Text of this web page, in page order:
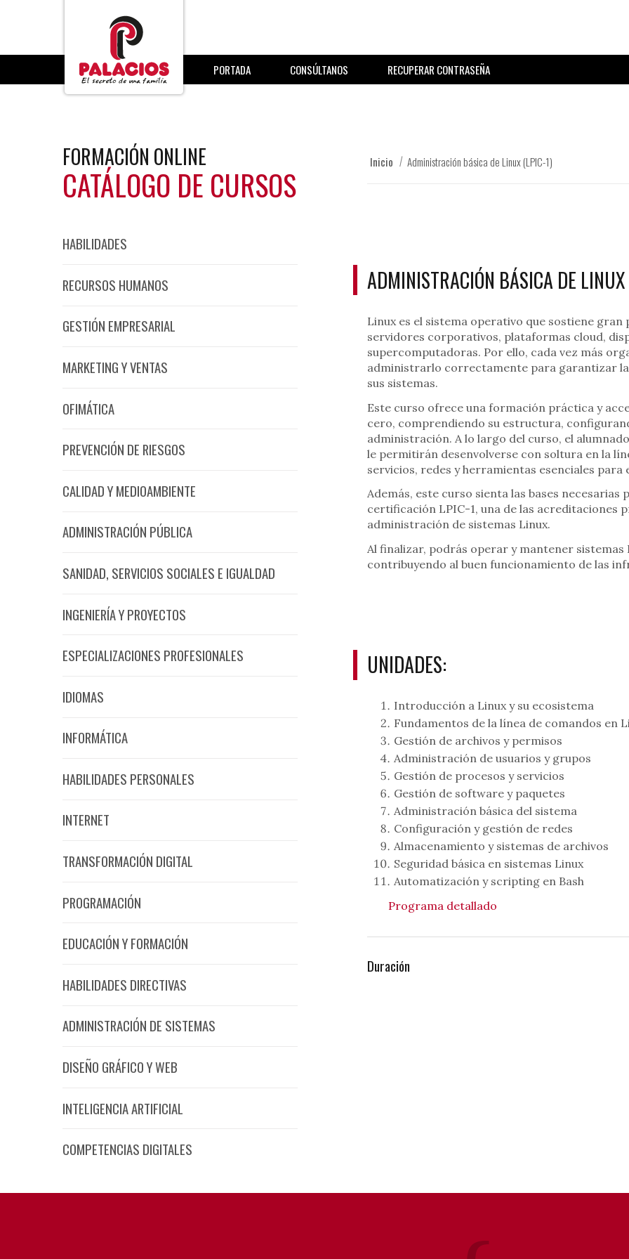
PORTADA CONSÚLTANOS RECUPERAR CONTRASEÑA
CATÁLOGO DE CURSOS
FORMACIÓN ONLINE
HABILIDADES
RECURSOS HUMANOS
GESTIÓN EMPRESARIAL
MARKETING Y VENTAS
OFIMÁTICA
PREVENCIÓN DE RIESGOS
CALIDAD Y MEDIOAMBIENTE
ADMINISTRACIÓN PÚBLICA
SANIDAD, SERVICIOS SOCIALES E IGUALDAD
INGENIERÍA Y PROYECTOS
ESPECIALIZACIONES PROFESIONALES
IDIOMAS
INFORMÁTICA
HABILIDADES PERSONALES
INTERNET
TRANSFORMACIÓN DIGITAL
PROGRAMACIÓN
EDUCACIÓN Y FORMACIÓN
HABILIDADES DIRECTIVAS
ADMINISTRACIÓN DE SISTEMAS
DISEÑO GRÁFICO Y WEB
INTELIGENCIA ARTIFICIAL
COMPETENCIAS DIGITALES
Inicio Administración básica de Linux (LPIC-1)
ADMINISTRACIÓN BÁSICA DE
Linux es el sistema operativo que sostiene
servidores corporativos, plataformas cloud,
supercomputadoras. Por ello, cada vez más
administrarlo correctamente para garantizar
sus sistemas.
Este curso ofrece una formación práctica y
cero, comprendiendo su estructura,
administración. A lo largo del curso, el
le permitirán desenvolverse con soltura en la
servicios, redes y herramientas esenciales
Además, este curso sienta las bases necesarias
certificación LPIC-1, una de las acreditaciones
administración de sistemas Linux.
Al finalizar, podrás operar y mantener
contribuyendo al buen funcionamiento de las
UNIDADES:
Introducción a Linux y su ecosistema
Fundamentos de la línea de comandos en
Gestión de archivos y permisos
Administración de usuarios y grupos
Gestión de procesos y servicios
Gestión de software y paquetes
Administración básica del sistema
Configuración y gestión de redes
Almacenamiento y sistemas de archivos
Seguridad básica en sistemas Linux
Automatización y scripting en Bash
Programa detallado
Duración